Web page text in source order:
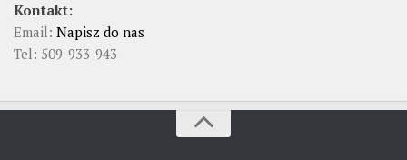
Kontakt:
Email: Napisz do nas
Tel: 509-933-943